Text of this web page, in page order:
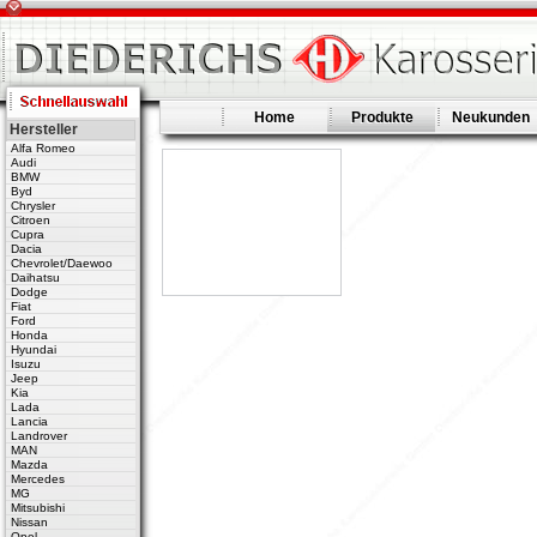
Home Produkte Neukunden
Hersteller
Alfa Romeo
Audi
BMW
Byd
Chrysler
Citroen
Cupra
Dacia
Chevrolet/Daewoo
Daihatsu
Dodge
Fiat
Ford
Honda
Hyundai
Isuzu
Jeep
Kia
Lada
Lancia
Landrover
MAN
Mazda
Mercedes
MG
Mitsubishi
Nissan